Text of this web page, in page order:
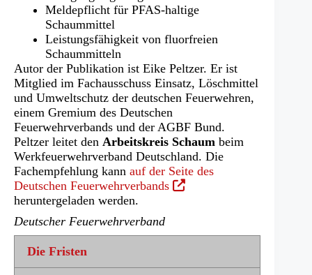
Meldepflicht für PFAS-haltige
Schaummittel
Leistungsfähigkeit von fluorfreien
Schaummitteln
Autor der Publikation ist Eike Peltzer. Er ist
Mitglied im Fachausschuss Einsatz, Löschmittel
und Umweltschutz der deutschen Feuerwehren,
einem Gremium des Deutschen
Feuerwehrverbands und der AGBF Bund.
Peltzer leitet den Arbeitskreis Schaum beim
Werkfeuerwehrverband Deutschland. Die
Fachempfehlung kann auf der Seite des
Deutschen Feuerwehrverbands(Öffnet
heruntergeladen werden.
Deutscher Feuerwehrverband
Die Fristen